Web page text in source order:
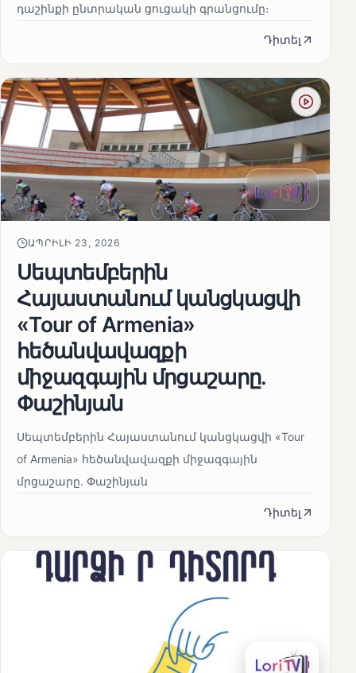
դաշինքի ընտրական ցուցակի գրանցումը։
Դիտել
ԱՊՐԻԼԻ 23, 2026
Սեպտեմբերին
Հայաստանում կանցկացվի
«Tour of Armenia»
հեծանվավազքի
միջազգային մրցաշարը.
Փաշինյան
Սեպտեմբերին Հայաստանում կանցկացվի «Tour
of Armenia» հեծանվավազքի միջազգային
մրցաշարը. Փաշինյան
Դիտել